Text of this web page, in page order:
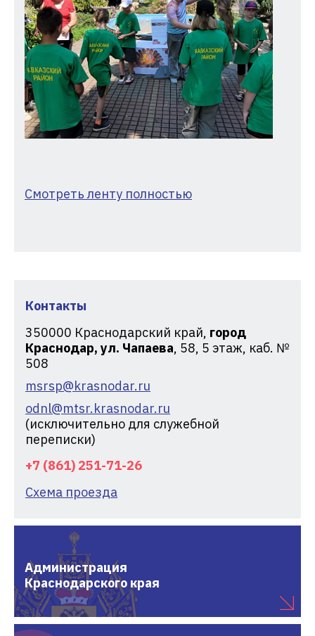
Контакты
350000 Краснодарский край, город
Краснодар, ул. Чапаева, 58, 5 этаж, каб. №
508
msrsp@krasnodar.ru
odnl@mtsr.krasnodar.ru
(исключительно для служебной
переписки)
+7 (861) 251-71-26
Схема проезда
Администрация
Краснодарского края
Смотреть ленту полностью